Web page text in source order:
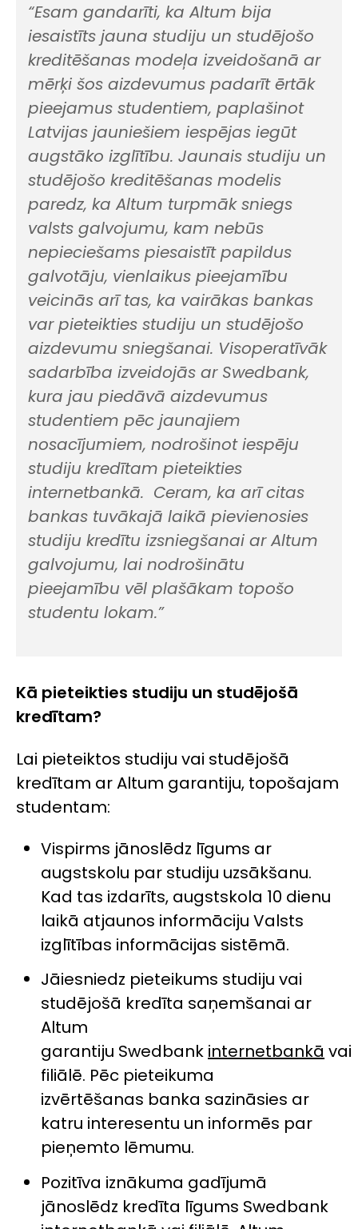
“Esam gandarīti, ka Altum bija
iesaistīts jauna studiju un studējošo
kreditēšanas modeļa izveidošanā ar
mērķi šos aizdevumus padarīt ērtāk
pieejamus studentiem, paplašinot
Latvijas jauniešiem iespējas iegūt
augstāko izglītību. Jaunais studiju un
studējošo kreditēšanas modelis
paredz, ka Altum turpmāk sniegs
valsts galvojumu, kam nebūs
nepieciešams piesaistīt papildus
galvotāju, vienlaikus pieejamību
veicinās arī tas, ka vairākas bankas
var pieteikties studiju un studējošo
aizdevumu sniegšanai. Visoperatīvāk
sadarbība izveidojās ar Swedbank,
kura jau piedāvā aizdevumus
studentiem pēc jaunajiem
nosacījumiem, nodrošinot iespēju
studiju kredītam pieteikties
internetbankā. Ceram, ka arī citas
bankas tuvākajā laikā pievienosies
studiju kredītu izsniegšanai ar Altum
galvojumu, lai nodrošinātu
pieejamību vēl plašākam topošo
studentu lokam.”
Kā pieteikties studiju un studējošā
kredītam?
Lai pieteiktos studiju vai studējošā
kredītam ar Altum garantiju, topošajam
studentam:
Vispirms jānoslēdz līgums ar
augstskolu par studiju uzsākšanu.
Kad tas izdarīts, augstskola 10 dienu
laikā atjaunos informāciju Valsts
izglītības informācijas sistēmā.
Jāiesniedz pieteikums studiju vai
studējošā kredīta saņemšanai ar
Altum
garantiju Swedbank internetbankā vai
filiālē. Pēc pieteikuma
izvērtēšanas banka sazināsies ar
katru interesentu un informēs par
pieņemto lēmumu.
Pozitīva iznākuma gadījumā
jānoslēdz kredīta līgums Swedbank